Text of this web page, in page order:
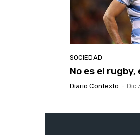
SOCIEDAD
No es el rugby,
Diario Contexto - Dic